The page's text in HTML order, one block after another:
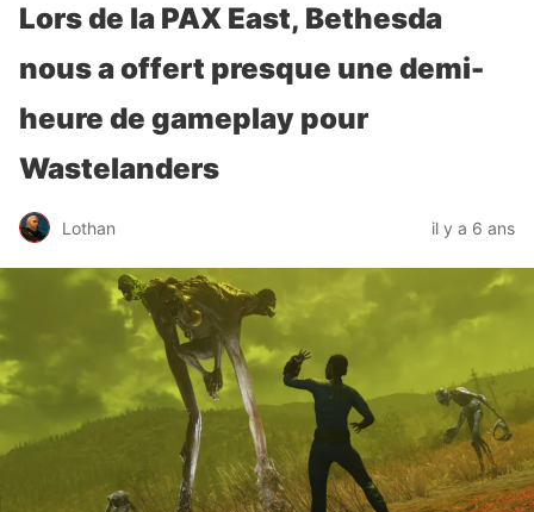
Lors de la PAX East, Bethesda
nous a offert presque une demi-
heure de gameplay pour
Wastelanders
Lothan il y a 6 ans